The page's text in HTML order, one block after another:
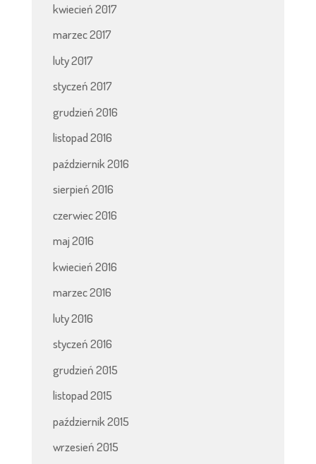
kwiecień 2017
marzec 2017
luty 2017
styczeń 2017
grudzień 2016
listopad 2016
październik 2016
sierpień 2016
czerwiec 2016
maj 2016
kwiecień 2016
marzec 2016
luty 2016
styczeń 2016
grudzień 2015
listopad 2015
październik 2015
wrzesień 2015